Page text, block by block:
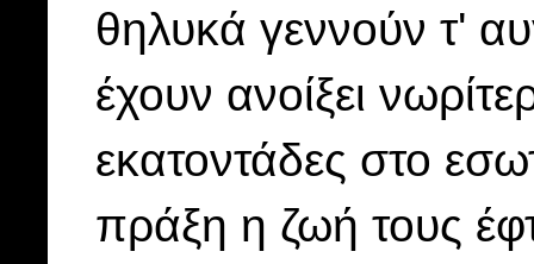
θηλυκά γεννούν τ'
έχουν ανοίξει
εκατοντάδες στο
πράξη η ζωή τους